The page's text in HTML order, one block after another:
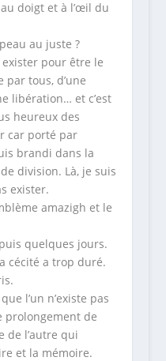
au doigt et à l’œil du
au juste ?
pour être le
par tous, d’une
libération… et c’est
heureux des
car porté par
brandi dans la
division. Là, je suis
exister.
amazigh et le
quelques jours.
cécité a trop duré.
l’un n’existe pas
prolongement de
de l’autre qui
et la mémoire.